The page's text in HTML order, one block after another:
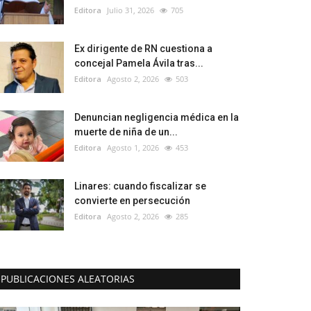
Editora Julio 31, 2026 705
Ex dirigente de RN cuestiona a
concejal Pamela Ávila tras...
Editora Agosto 2, 2026 503
Denuncian negligencia médica en la
muerte de niña de un...
Editora Agosto 1, 2026 453
Linares: cuando fiscalizar se
convierte en persecución
Editora Agosto 2, 2026 285
PUBLICACIONES ALEATORIAS